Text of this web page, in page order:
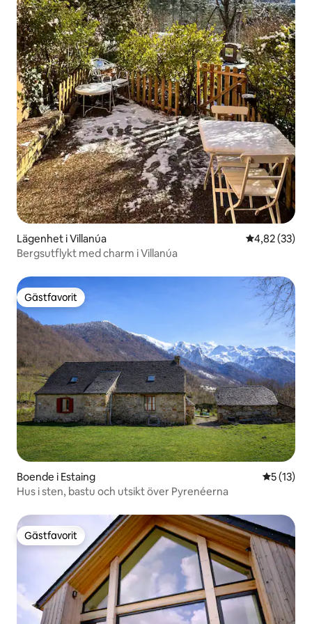
Lägenhet i Villanúa 4,82 av 5 i
4,82 (33)
Bergsutflykt med charm i Villanúa
Gästfavorit
Gästfavorit
Boende i Estaing 5 av 5 i
5 (13)
Hus i sten, bastu och utsikt över Pyrenéerna
Gästfavorit
Gästfavorit